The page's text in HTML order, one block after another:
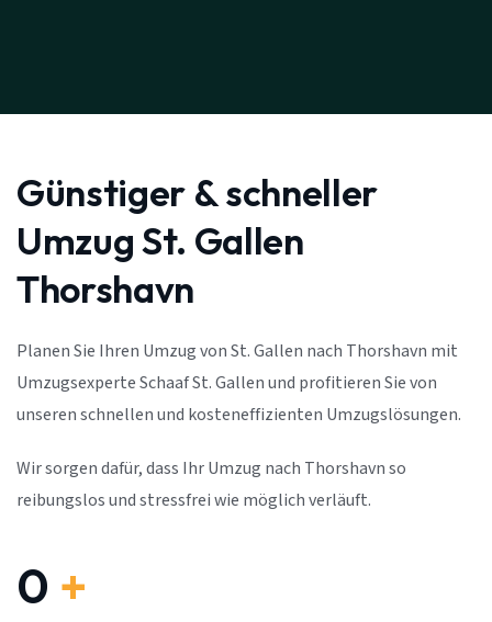
Günstiger & schneller
Umzug St. Gallen
Thorshavn
Planen Sie Ihren Umzug von St. Gallen nach Thorshavn mit
Umzugsexperte Schaaf St. Gallen und profitieren Sie von
unseren schnellen und kosteneffizienten Umzugslösungen.
Wir sorgen dafür, dass Ihr Umzug nach Thorshavn so
reibungslos und stressfrei wie möglich verläuft.
0 +